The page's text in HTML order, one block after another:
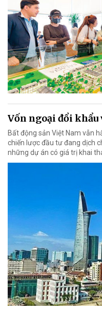
Vốn ngoại đổi khẩu
Bất động sản Việt Nam vẫn
chiến lược đầu tư đang dịch
những dự án có giá trị khai